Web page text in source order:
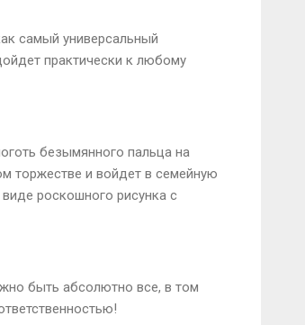
самый универсальный
практически к любому
безымянного пальца на
торжестве и войдет в семейную
роскошного рисунка с
быть абсолютно все, в том